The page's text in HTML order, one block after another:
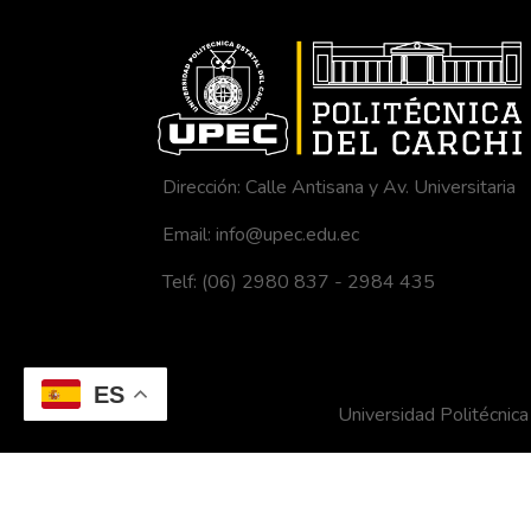
ES
Dirección: Calle Antisana y Av. Universitaria
Email: info@upec.edu.ec
Telf: (06) 2980 837 - 2984 435
Universidad